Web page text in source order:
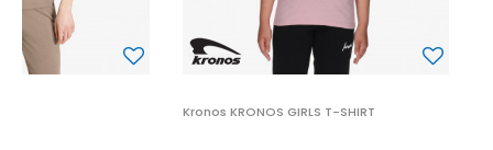
Kronos KRONOS GIRLS T-SHIRT